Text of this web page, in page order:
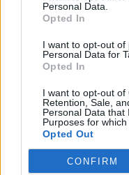
Personal Data.
Opted In
I want to opt-out of
Personal Data for
Opted In
I want to opt-out of
Retention, Sale,
Personal Data that
Purposes for which
Opted Out
CONFIRM
V. Zalužno
Ukrainos politikoje: jis
Laidos | Nauja diena
Nufilmavo, kaip
vaizdas pribloškia
Žinios | Lietuvos diena